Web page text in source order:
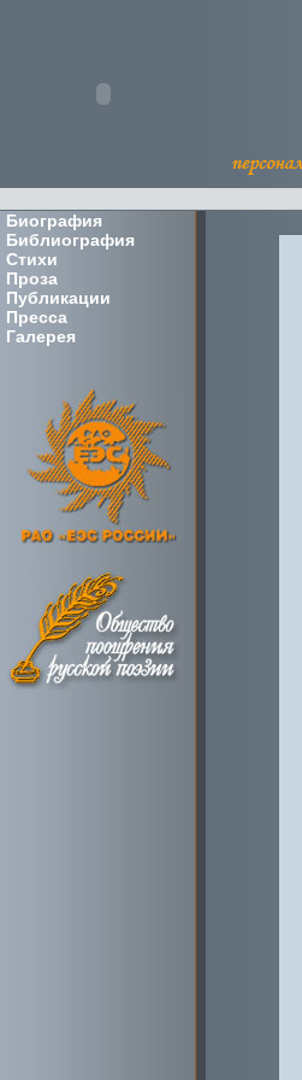
Биография
Библиография
Стихи
Проза
Публикации
Пресса
Галерея